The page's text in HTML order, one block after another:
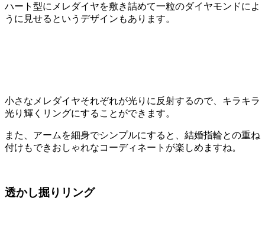
ハート型にメレダイヤを敷き詰めて一粒のダイヤモンドによ
うに見せるというデザインもあります。
小さなメレダイヤそれぞれが光りに反射するので、キラキラ
光り輝くリングにすることができます。
また、アームを細身でシンプルにすると、結婚指輪との重ね
付けもできおしゃれなコーディネートが楽しめますね。
透かし掘りリング